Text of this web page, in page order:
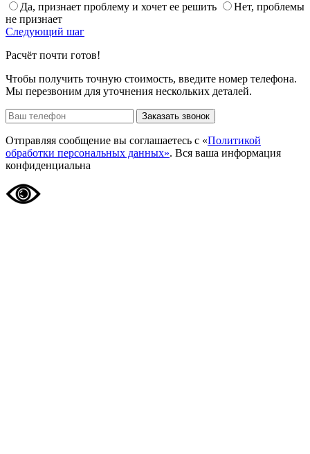
Да, признает проблему и хочет ее решить
Нет, проблемы
не признает
Следующий шаг
Расчёт почти готов!
Чтобы получить точную стоимость, введите номер телефона.
Мы перезвоним для уточнения нескольких деталей.
Заказать звонок
Отправляя сообщение вы соглашаетесь с «Политикой
обработки персональных данных». Вся ваша информация
конфиденциальна